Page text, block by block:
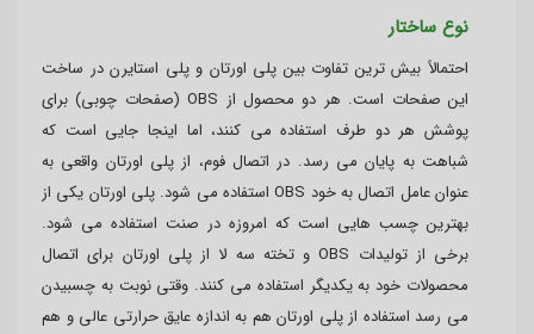
نوع ساختار
احتمالاً بیش ترین تفاوت بین پلی اورتان و پلی استایرن در ساخت
این صفحات است. هر دو محصول از OBS (صفحات چوبی) برای
پوشش هر دو طرف استفاده می کنند، اما اینجا جایی است که
شباهت به پایان می رسد. در اتصال فوم، از پلی اورتان واقعی به
عنوان عامل اتصال به خود OBS استفاده می شود. پلی اورتان یکی از
بهترین چسب هایی است که امروزه در صنت استفاده می شود.
برخی از تولیدات OBS و تخته سه لا از پلی اورتان برای اتصال
محصولات خود به یکدیگر استفاده می کنند. وقتی نوبت به چسبیدن
می رسد استفاده از پلی اورتان هم به اندازه عایق حرارتی عالی و هم